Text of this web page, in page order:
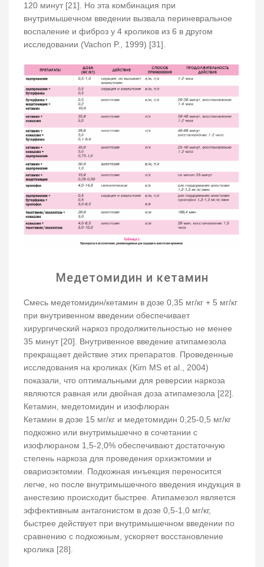
120 минут [21]. Но эта комбинация при
внутримышечном введении вызвала периневральное
воспаление и фиброз у 4 кроликов из 6 в другом
исследовании (Vachon P., 1999) [31].
Медетомидин и кетамин
Смесь медетомидин/кетамин в дозе 0,35 мг/кг + 5 мг/кг
при внутривенном введении обеспечивает
хирургический наркоз продолжительностью не менее
35 минут [20]. Внутривенное введение атипамезола
прекращает действие этих препаратов. Проведенные
исследования на кроликах (Kim MS et al., 2004)
показали, что оптимальными для реверсии наркоза
являются равная или двойная доза атипамезола [22].
Кетамин, медетомидин и изофлюран
Кетамин в дозе 15 мг/кг и медетомидин 0,25-0,5 мг/кг
подкожно или внутримышечно в сочетании с
изофлюраном 1,5-2,0% обеспечивают достаточную
степень наркоза для проведения орхиэктомии и
овариоэктомии. Подкожная инъекция переносится
легче, но после внутримышечного введения индукция в
анестезию происходит быстрее. Атипамезол является
эффективным антагонистом в дозе 0,5-1,0 мг/кг,
быстрее действует при внутримышечном введении по
сравнению с подкожным, ускоряет восстановление
кролика [28].